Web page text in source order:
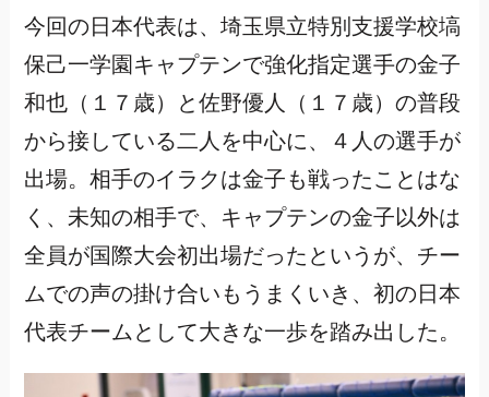
今回の日本代表は、埼玉県立特別支援学校塙
保己一学園キャプテンで強化指定選手の金子
和也（１７歳）と佐野優人（１７歳）の普段
から接している二人を中心に、４人の選手が
出場。相手のイラクは金子も戦ったことはな
く、未知の相手で、キャプテンの金子以外は
全員が国際大会初出場だったというが、チー
ムでの声の掛け合いもうまくいき、初の日本
代表チームとして大きな一歩を踏み出した。